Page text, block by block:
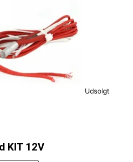
Udsolgt
KIT 12V